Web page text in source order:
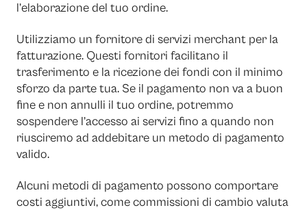
l’elaborazione del tuo ordine.
Utilizziamo un fornitore di servizi merchant per la
fatturazione. Questi fornitori facilitano il
trasferimento e la ricezione dei fondi con il minimo
sforzo da parte tua. Se il pagamento non va a buon
fine e non annulli il tuo ordine, potremmo
sospendere l’accesso ai servizi fino a quando non
riusciremo ad addebitare un metodo di pagamento
valido.
Alcuni metodi di pagamento possono comportare
costi aggiuntivi, come commissioni di cambio valuta